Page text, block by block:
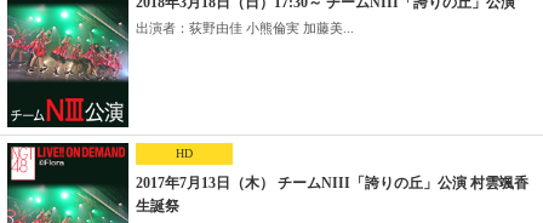
出演者：荻野由佳 小熊倫実 加藤美...
HD
2017年7月13日（木） チームNIII「誇りの丘」公演 村雲颯香
生誕祭